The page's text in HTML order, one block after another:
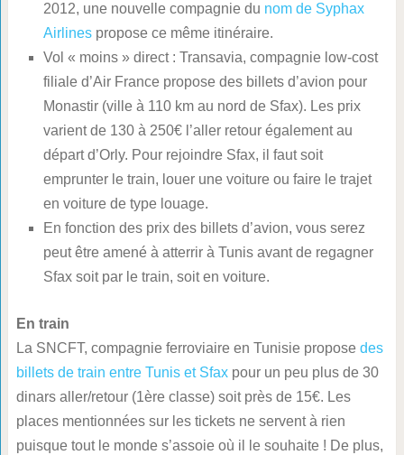
2012, une nouvelle compagnie du nom de Syphax
Airlinespropose ce même itinéraire.
Vol « moins » direct : Transavia, compagnie low-cost
filiale d’Air France propose des billets d’avion pour
Monastir (ville à 110 km au nord de Sfax). Les prix
varient de 130 à 250€ l’aller retour également au
départ d’Orly. Pour rejoindre Sfax, il faut soit
emprunter le train, louer une voiture ou faire le trajet
en voiture de type louage.
En fonction des prix des billets d’avion, vous serez
peut être amené à atterrir à Tunis avant de regagner
Sfax soit par le train, soit en voiture.
En train
La SNCFT, compagnie ferroviaire en Tunisie propose des
billets de train entre Tunis et Sfaxpour un peu plus de 30
dinars aller/retour (1ère classe) soit près de 15€. Les
places mentionnées sur les tickets ne servent à rien
puisque tout le monde s’assoie où il le souhaite ! De plus,